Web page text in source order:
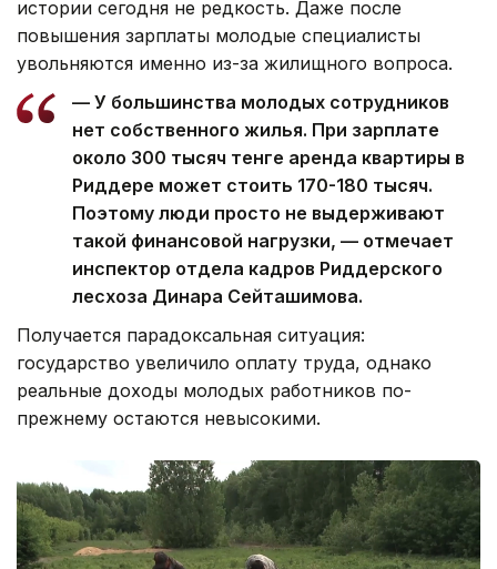
истории сегодня не редкость. Даже после
повышения зарплаты молодые специалисты
увольняются именно из-за жилищного вопроса.
— У большинства молодых сотрудников
нет собственного жилья. При зарплате
около 300 тысяч тенге аренда квартиры в
Риддере может стоить 170-180 тысяч.
Поэтому люди просто не выдерживают
такой финансовой нагрузки, — отмечает
инспектор отдела кадров Риддерского
лесхоза Динара Сейташимова.
Получается парадоксальная ситуация:
государство увеличило оплату труда, однако
реальные доходы молодых работников по-
прежнему остаются невысокими.